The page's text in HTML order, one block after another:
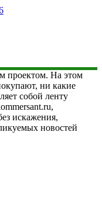
проектом. На этом
ни какие
собой ленту
искажения,
новостей